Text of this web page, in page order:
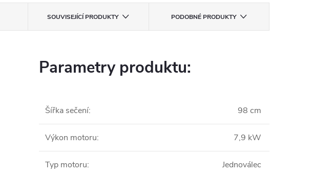
SOUVISEJÍCÍ PRODUKTY PODOBNÉ PRODUKTY
Parametry produktu:
Šířka sečení: 98 cm
Výkon motoru: 7,9 kW
Typ motoru: Jednoválec